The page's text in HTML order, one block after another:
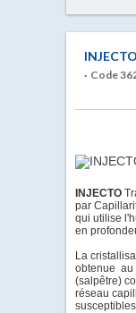
INJECTO
· Code
INJECTO
par
qui utilise
en
La
obtenue au
(salpêtre)
réseau